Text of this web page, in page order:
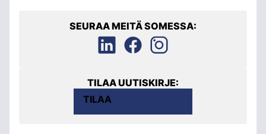
SEURAA MEITÄ SOMESSA:
TILAA UUTISKIRJE:
TILAA